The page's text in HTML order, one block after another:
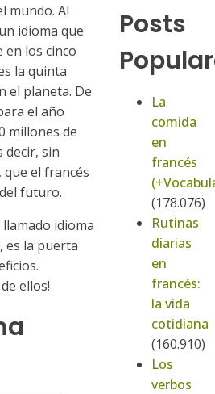
mundo. Al
idioma que
los cinco
la quinta
el planeta. De
el año
millones de
decir, sin
el francés
del futuro.
idioma
es la puerta
ellos!
Posts
La
comida
en
francés
(178.076)
Rutinas
diarias
en
francés:
la vida
cotidiana
(160.910)
Los
verbos